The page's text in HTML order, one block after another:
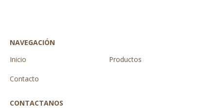
NAVEGACIÓN
Inicio
Productos
Contacto
CONTACTANOS